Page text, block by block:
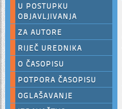
U POSTUPKU
OBJAVLJIVANJA
ZA AUTORE
RIJEČ UREDNIKA
O ČASOPISU
POTPORA ČASOPISU
OGLAŠAVANJE